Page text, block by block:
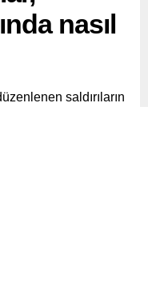
nasıl
saldırıların